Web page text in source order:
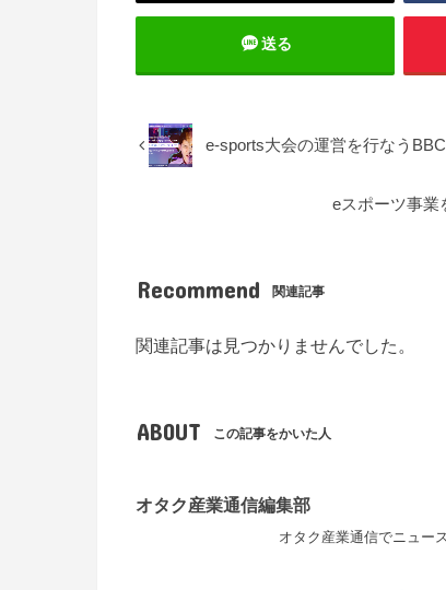
送る
e-sports大会の運営を行なう
eスポーツ事業
Recommend 関連記事
関連記事は見つかりませんでした。
ABOUT この記事をかいた人
オタク産業通信編集部
オタク産業通信でニュー